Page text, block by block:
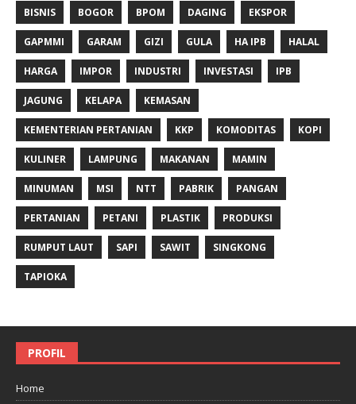
BISNIS BOGOR BPOM DAGING EKSPOR
GAPMMI GARAM GIZI GULA HA IPB HALAL
HARGA IMPOR INDUSTRI INVESTASI IPB
JAGUNG KELAPA KEMASAN
KEMENTERIAN PERTANIAN KKP KOMODITAS KOPI
KULINER LAMPUNG MAKANAN MAMIN
MINUMAN MSI NTT PABRIK PANGAN
PERTANIAN PETANI PLASTIK PRODUKSI
RUMPUT LAUT SAPI SAWIT SINGKONG
TAPIOKA
PROFIL
Home